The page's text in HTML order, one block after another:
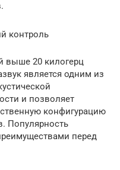
контроль
выше 20 килогерц
является одним из
и позволяет
конфигурацию
Популярность
перед